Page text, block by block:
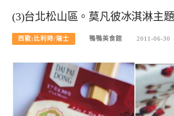
(3)台北松山區。莫凡彼冰淇淋主
西歐:比利時/瑞士 鴨鴨美食館 2011-06-30